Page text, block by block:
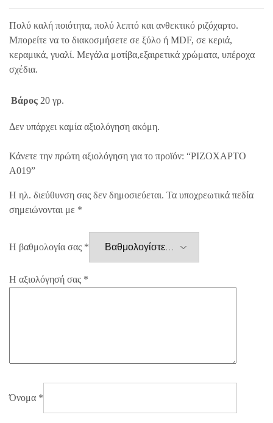
Πολύ καλή ποιότητα, πολύ λεπτό και ανθεκτικό ριζόχαρτο.
Μπορείτε να το διακοσμήσετε σε ξύλο ή MDF, σε κεριά,
κεραμικά, γυαλί. Μεγάλα μοτίβα,εξαιρετικά χρώματα, υπέροχα
σχέδια.
Βάρος 20 γρ.
Δεν υπάρχει καμία αξιολόγηση ακόμη.
Κάνετε την πρώτη αξιολόγηση για το προϊόν: “ΡΙΖΟΧΑΡΤΟ
A019”
Η ηλ. διεύθυνση σας δεν δημοσιεύεται. Τα υποχρεωτικά πεδία
σημειώνονται με *
Η βαθμολογία σας *
Η αξιολόγησή σας *
Όνομα *